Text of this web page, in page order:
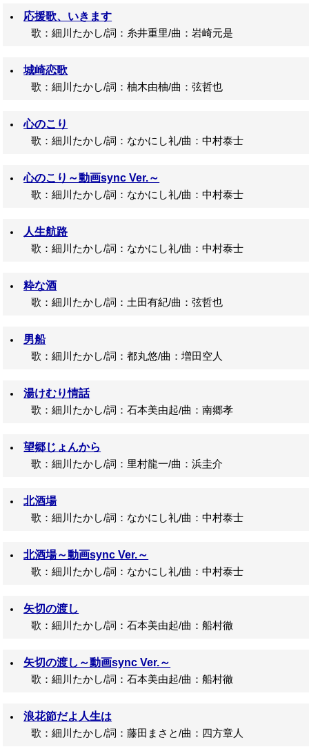
応援歌、いきます
歌：細川たかし/詞：糸井重里/曲：岩崎元是
城崎恋歌
歌：細川たかし/詞：柚木由柚/曲：弦哲也
心のこり
歌：細川たかし/詞：なかにし礼/曲：中村泰士
心のこり～動画sync Ver.～
歌：細川たかし/詞：なかにし礼/曲：中村泰士
人生航路
歌：細川たかし/詞：なかにし礼/曲：中村泰士
粋な酒
歌：細川たかし/詞：土田有紀/曲：弦哲也
男船
歌：細川たかし/詞：都丸悠/曲：増田空人
湯けむり情話
歌：細川たかし/詞：石本美由起/曲：南郷孝
望郷じょんから
歌：細川たかし/詞：里村龍一/曲：浜圭介
北酒場
歌：細川たかし/詞：なかにし礼/曲：中村泰士
北酒場～動画sync Ver.～
歌：細川たかし/詞：なかにし礼/曲：中村泰士
矢切の渡し
歌：細川たかし/詞：石本美由起/曲：船村徹
矢切の渡し～動画sync Ver.～
歌：細川たかし/詞：石本美由起/曲：船村徹
浪花節だよ人生は
歌：細川たかし/詞：藤田まさと/曲：四方章人